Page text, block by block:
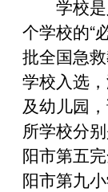
学校
个学校的“
批全国急
学校入选
及幼儿园
所学校分
阳市第五
阳市第九小